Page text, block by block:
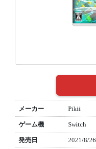
メーカー Pikii
ゲーム機 Switch
発売日 2021/8/26